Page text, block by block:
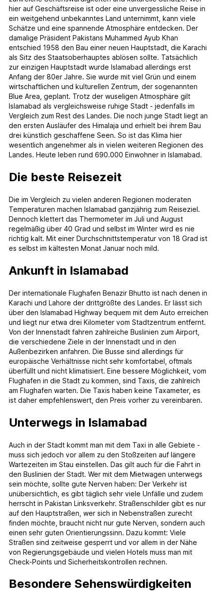
hier auf Geschäftsreise ist oder eine unvergessliche Reise in
ein weitgehend unbekanntes Land unternimmt, kann viele
Schätze und eine spannende Atmosphäre entdecken. Der
damalige Präsident Pakistans Muhammed Ayub Khan
entschied 1958 den Bau einer neuen Hauptstadt, die Karachi
als Sitz des Staatsoberhauptes ablösen sollte. Tatsächlich
zur einzigen Hauptstadt wurde Islamabad allerdings erst
Anfang der 80er Jahre. Sie wurde mit viel Grün und einem
wirtschaftlichen und kulturellen Zentrum, der sogenannten
Blue Area, geplant. Trotz der wuseligen Atmosphäre gilt
Islamabad als vergleichsweise ruhige Stadt - jedenfalls im
Vergleich zum Rest des Landes. Die noch junge Stadt liegt an
den ersten Ausläufer des Himalaja und erhielt bei ihrem Bau
drei künstlich geschaffene Seen. So ist das Klima hier
wesentlich angenehmer als in vielen weiteren Regionen des
Landes. Heute leben rund 690.000 Einwohner in Islamabad.
Die beste Reisezeit
Die im Vergleich zu vielen anderen Regionen moderaten
Temperaturen machen Islamabad ganzjährig zum Reiseziel.
Dennoch klettert das Thermometer im Juli und August
regelmäßig über 40 Grad und selbst im Winter wird es nie
richtig kalt. Mit einer Durchschnittstemperatur von 18 Grad ist
es selbst im kältesten Monat Januar noch mild.
Ankunft in Islamabad
Der internationale Flughafen Benazir Bhutto ist nach denen in
Karachi und Lahore der drittgrößte des Landes. Er lässt sich
über den Islamabad Highway bequem mit dem Auto erreichen
und liegt nur etwa drei Kilometer vom Stadtzentrum entfernt.
Von der Innenstadt fahren zahlreiche Buslinien zum Airport,
die verschiedene Ziele in der Innenstadt und in den
Außenbezirken anfahren. Die Busse sind allerdings für
europäische Verhältnisse nicht sehr komfortabel, oftmals
überfüllt und nicht klimatisiert. Eine bessere Möglichkeit, vom
Flughafen in die Stadt zu kommen, sind Taxis, die zahlreich
am Flughafen warten. Die Taxis haben keine Taxameter, es
ist daher empfehlenswert, den Preis vorher zu vereinbaren.
Unterwegs in Islamabad
Auch in der Stadt kommt man mit dem Taxi in alle Gebiete -
muss sich jedoch vor allem zu den Stoßzeiten auf längere
Wartezeiten im Stau einstellen. Das gilt auch für die Fahrt in
den Buslinien der Stadt. Wer mit dem Mietwagen unterwegs
sein möchte, sollte gute Nerven haben: Der Verkehr ist
unübersichtlich, es gibt täglich sehr viele Unfälle und zudem
herrscht in Pakistan Linksverkehr. Straßenschilder gibt es nur
auf den Hauptstraßen, wer sich in Nebenstraßen zurecht
finden möchte, braucht nicht nur gute Nerven, sondern auch
einen sehr guten Orientierungssinn. Dazu kommt: Viele
Straßen sind zeitweise gesperrt und vor allem in der Nähe
von Regierungsgebäude und vielen Hotels muss man mit
Check-Points und Sicherheitskontrollen rechnen.
Besondere Sehenswürdigkeiten